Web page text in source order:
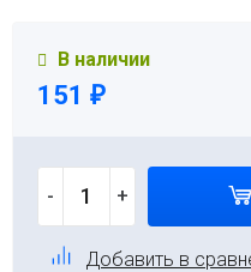
В наличии
151 ₽
- +
Добавить в